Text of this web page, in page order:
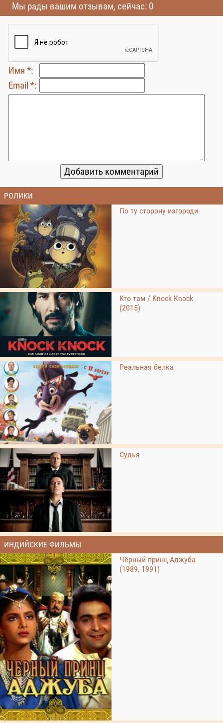
Мы рады вашим отзывам, сейчас: 0
Имя *:
Email *:
РОЛИКИ
По ту сторону изгороди
Кто там / Knock Knock
(2015)
Реальная белка
Судья
ИНДИЙСКИЕ ФИЛЬМЫ
Чёрный принц Аджуба
(1989, 1991)